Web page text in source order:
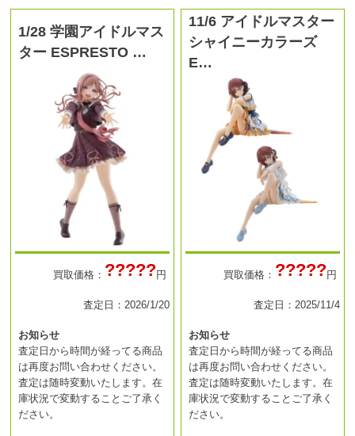
1/28 学園アイドルマス
ター ESPRESTO …
買取価格： ?????円
査定日：2026/1/20
お知らせ
査定日から時間が経ってる商品
は再度お問い合わせください。
査定は随時変動いたします。在
庫状況で変動することご了承く
ださい。
11/6 アイドルマスター
シャイニーカラーズ
E…
買取価格： ?????円
査定日：2025/11/4
お知らせ
査定日から時間が経ってる商品
は再度お問い合わせください。
査定は随時変動いたします。在
庫状況で変動することご了承く
ださい。